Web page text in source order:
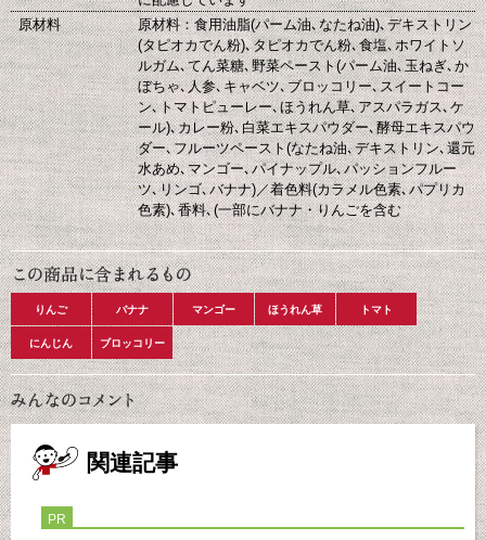
原材料
原材料：食用油脂(パーム油､なたね油)､デキストリン
(タピオカでん粉)､タピオカでん粉､食塩､ホワイトソ
ルガム､てん菜糖､野菜ペースト(パーム油､玉ねぎ､か
ぼちゃ､人参､キャベツ､ブロッコリー､スイートコー
ン､トマトピューレー､ほうれん草､アスパラガス､ケ
ール)､カレー粉､白菜エキスパウダー､酵母エキスパウ
ダー､フルーツペースト(なたね油､デキストリン､還元
水あめ､マンゴー､パイナップル､パッションフルー
ツ､リンゴ､バナナ)／着色料(カラメル色素､パプリカ
色素)､香料､(一部にバナナ・りんごを含む
りんご バナナ マンゴー ほうれん草 トマト
にんじん ブロッコリー
関連記事
PR